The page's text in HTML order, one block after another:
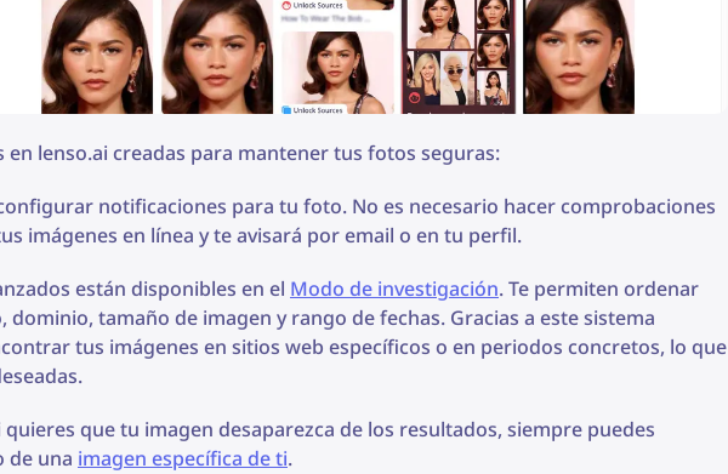
lenso.ai creadas para mantener tus fotos seguras:
notificaciones para tu foto. No es necesario hacer comprobaciones
imágenes en línea y te avisará por email o en tu perfil.
están disponibles en el Modo de investigación. Te permiten ordenar
tamaño de imagen y rango de fechas. Gracias a este sistema
tus imágenes en sitios web específicos o en periodos concretos, lo que
quieres que tu imagen desaparezca de los resultados, siempre puedes
de una imagen específica de ti.